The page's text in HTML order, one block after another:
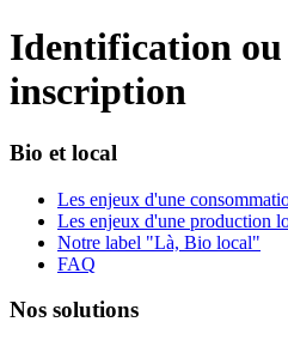
Identification ou
inscription
Bio et local
Les enjeux d'une
Les enjeux d'une production
Notre label "Là, Bio local"
FAQ
Nos solutions